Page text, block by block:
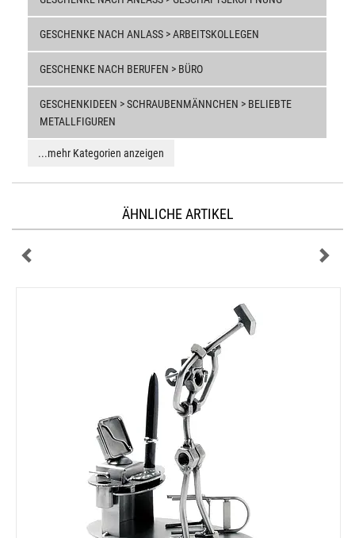
GESCHENKE NACH ANLASS > ARBEITSKOLLEGEN
GESCHENKE NACH BERUFEN > BÜRO
GESCHENKIDEEN > SCHRAUBENMÄNNCHEN > BELIEBTE
METALLFIGUREN
...mehr Kategorien anzeigen
ÄHNLICHE ARTIKEL